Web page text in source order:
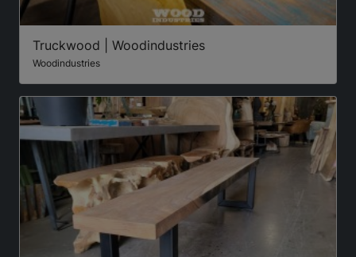
Truckwood | Woodindustries
Woodindustries